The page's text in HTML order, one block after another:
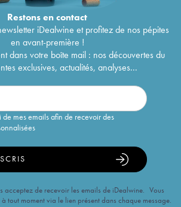
Restons encontact
iDealwine et profitez de nos pépites
en avant-première !
dans votre boîte mail : nos découvertes du
exclusives, actualités, analyses...
de mes emails afin de recevoir des
acceptez de recevoir les emails de iDealwine. Vous
tout moment via le lien présent dans chaque message.